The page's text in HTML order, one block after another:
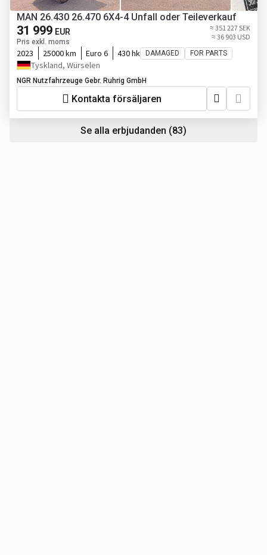
MAN 26.430 26.470 6X4-4 Unfall oder Teileverkauf
31 999 EUR
Pris exkl. moms
≈ 351 227 SEK
≈ 36 903 USD
2023 25000 km Euro 6 430 hk DAMAGED FOR PARTS
Tyskland, Würselen
NGR Nutzfahrzeuge Gebr. Ruhrig GmbH
Kontakta försäljaren
Se alla erbjudanden (83)